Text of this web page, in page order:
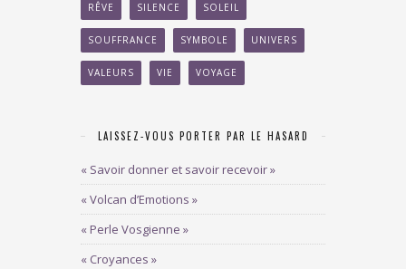
RÊVE SILENCE SOLEIL
SOUFFRANCE SYMBOLE UNIVERS
VALEURS VIE VOYAGE
LAISSEZ-VOUS PORTER PAR LE HASARD
« Savoir donner et savoir recevoir »
« Volcan d’Emotions »
« Perle Vosgienne »
« Croyances »